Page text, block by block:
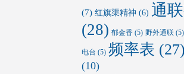
(7) 红旗渠精神 (6) 通
(28) 郁金香(5) 野外通联(5)
电台 (5) 频率表 (27)
(10)